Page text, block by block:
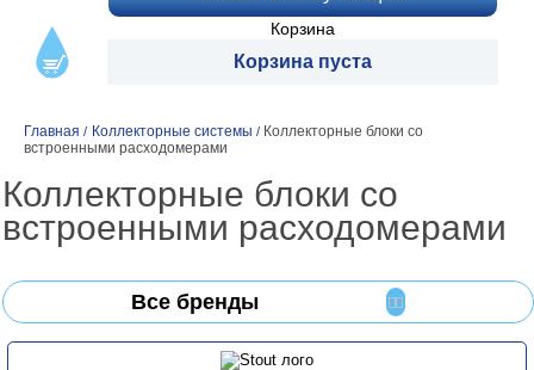
Корзина
Корзина пуста
Главная / Коллекторные системы / Коллекторные блоки со
встроенными расходомерами
Коллекторные блоки со
встроенными расходомерами
Все бренды